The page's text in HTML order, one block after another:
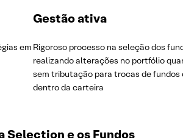
em
Gestão ativa
Rigoroso processo na seleção dos
realizando alterações no portfólio
sem tributação para trocas de fundos
dentro da carteira
Selection e os Fundos